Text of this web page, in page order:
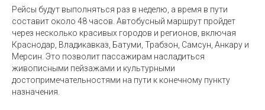
Рейсы будут выполняться раз в неделю, а время в пути
составит около 48 часов. Автобусный маршрут пройдет
через несколько красивых городов и регионов, включая
Краснодар, Владикавказ, Батуми, Трабзон, Самсун, Анкару и
Мерсин. Это позволит пассажирам насладиться
живописными пейзажами и культурными
достопримечательностями на пути к конечному пункту
назначения.